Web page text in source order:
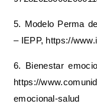
5. Modelo Perma
– IEPP, https://
6. Bienestar
https://
emocional-salud